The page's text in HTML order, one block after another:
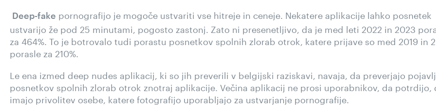
Deep-fake pornografijo je mogoče ustvariti vse hitreje in ceneje. Nekatere aplikacije lahko posnetek
ustvarijo že pod 25 minutami, pogosto zastonj. Zato ni presenetljivo, da je med leti 2022 in 2023
za 464%. To je botrovalo tudi porastu posnetkov spolnih zlorab otrok, katere prijave so med 2019 in
porasle za 210%.
Le ena izmed deep nudes aplikacij, ki so jih preverili v belgijski raziskavi, navaja, da preverjajo
posnetkov spolnih zlorab otrok znotraj aplikacije. Večina aplikacij ne prosi uporabnikov, da potrdijo,
imajo privolitev osebe, katere fotografijo uporabljajo za ustvarjanje pornografije.